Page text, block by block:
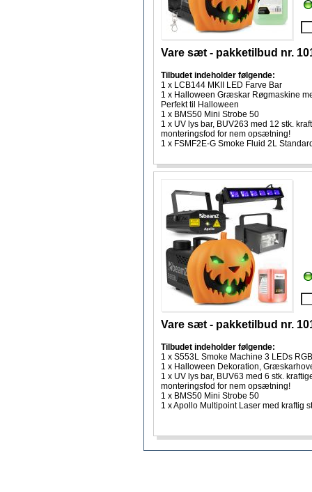
Vare sæt - pakketilbud nr.
Tilbudet indeholder følgende:
1 x LCB144 MKII LED Farve Bar
1 x Halloween Græskar Røgmaskine
Perfekt til Halloween
1 x BMS50 Mini Strobe 50
1 x UV lys bar, BUV263 med 12 stk.
monteringsfod for nem opsætning!
1 x FSMF2E-G Smoke Fluid 2L
Vare sæt - pakketilbud nr.
Tilbudet indeholder følgende:
1 x S553L Smoke Machine 3 LEDs RGB
1 x Halloween Dekoration,
1 x UV lys bar, BUV63 med 6 stk.
monteringsfod for nem opsætning!
1 x BMS50 Mini Strobe 50
1 x Apollo Multipoint Laser med kraftig